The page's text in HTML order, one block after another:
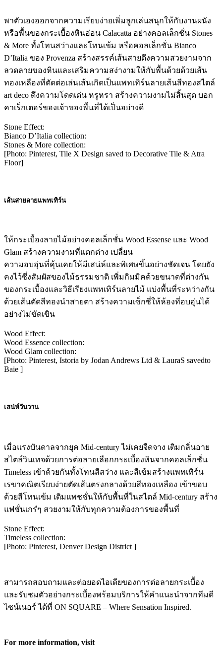
พาตัวเองออกจากความเรียบง่ายเพิ่มลูกเล่นสนุกให้กับงานผนัง
หรือพื้นของกระเบื้องหินอ่อน Calacatta อย่างคอลเล็กชั่น Stones
& More ทั้งโทนสว่างและโทนเข้ม หรือคอลเล็กชั่น Bianco
D’Italia ของ Provenza สร้างสรรค์เส้นสายดึงความสวยงามจาก
ลวดลายของหินและเสริมความสง่างามให้กับพื้นด้วยด้วยเส้น
ทองเหลืองที่ตัดต่อเล่นเส้นเกิดเป็นแพทเทิร์นลายเส้นสีทองสไตล์
art deco ดึงความโดดเด่น หรูหรา สร้างความงามไม่สิ้นสุด บอก
คาเร็กเตอร์ของเจ้าของพื้นที่ได้เป็นอย่างดี
Stone Effect:
Bianco D’Italia collection:
Stones & More collection:
[Photo: Pinterest, Tile X Design saved to Decorative Tile & Atra
Floor]
เส้นสายลายแพทเทิร์น
ให้กระเบื้องลายไม้อย่างคอลเล็กชั่น Wood Essense และ Wood
Glam สร้างความงามที่แตกต่าง เปลี่ยน
ความอบอุ่นที่คุ้นเคยให้มีเสน่ห์และพิเศษขึ้นอย่างชัดเจน โดยยัง
คงไว้ซึ่งสัมผัสของไม้ธรรมชาติ เพิ่มกิมมิคด้วยขนาดที่ต่างกัน
ของกระเบื้องและวิธีเรียงแพทเทิร์นลายไม้ แบ่งพื้นที่ระหว่างกัน
ด้วยเส้นตัดสีทองนำสายตา สร้างความเซ็กซี่ให้ห้องที่อบอุ่นได้
อย่างไม่ขัดเขิน
Wood Effect:
Wood Essence collection:
Wood Glam collection:
[Photo: Pinterest, Istoria by Jodan Andrews Ltd & LauraS savedto
Baie ]
เสน่ห์วันวาน
เมื่อแรงบันดาลจากยุค Mid-century ไม่เคยจืดจาง เติมกลิ่นอาย
สไตล์วินเทจด้วยการต่อลายเลือกกระเบื้องหินจากคอลเล็กชั่น
Timeless เข้าด้วยกันทั้งโทนสีสว่าง และสีเข้มสร้างแพทเทิร์น
เรขาคณิตเรียบง่ายตัดเส้นตรงกลางด้วยสีทองเหลือง เข้าขอบ
ด้วยสีโทนเข้ม เติมแพชชั่นให้กับพื้นที่ในสไตล์ Mid-century สร้าง
แฟชั่นเกร๋ๆ สวยงามให้กับทุกความต้องการของพื้นที่
Stone Effect:
Timeless collection:
[Photo: Pinterest, Denver Design District ]
สามารถสอบถามและต่อยอดไอเดียของการต่อลายกระเบื้อง
และรับชมตัวอย่างกระเบื้องพร้อมบริการให้คำแนะนำจากทีมดี
ไซน์เนอร์ ได้ที่ ON SQUARE – Where Sensation Inspired.
For more information, visit